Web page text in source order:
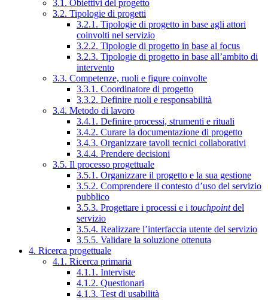
3.1. Obiettivi del progetto
3.2. Tipologie di progetti
3.2.1. Tipologie di progetto in base agli attori
coinvolti nel servizio
3.2.2. Tipologie di progetto in base al focus
3.2.3. Tipologie di progetto in base all’ambito di
intervento
3.3. Competenze, ruoli e figure coinvolte
3.3.1. Coordinatore di progetto
3.3.2. Definire ruoli e responsabilità
3.4. Metodo di lavoro
3.4.1. Definire processi, strumenti e rituali
3.4.2. Curare la documentazione di progetto
3.4.3. Organizzare tavoli tecnici collaborativi
3.4.4. Prendere decisioni
3.5. Il processo progettuale
3.5.1. Organizzare il progetto e la sua gestione
3.5.2. Comprendere il contesto d’uso del servizio
pubblico
3.5.3. Progettare i processi e i touchpointdel
servizio
3.5.4. Realizzare l’interfaccia utente del servizio
3.5.5. Validare la soluzione ottenuta
4. Ricerca progettuale
4.1. Ricerca primaria
4.1.1. Interviste
4.1.2. Questionari
4.1.3. Test di usabilità